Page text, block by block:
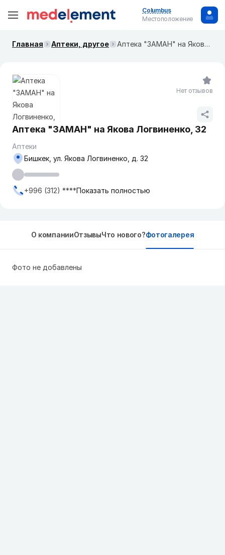
Columbus
Местоположение
Главная Аптеки, другое Аптека "ЗАМАН" ​на Якова Логвиненко, 32
Аптека "ЗАМАН" ​на Якова Логвиненко, 32
Аптеки
Бишкек, ул. Якова Логвиненко, д. 32
+996 (312) ****Показать полностью
Нет отзывов
О компанииОтзывыЧто нового?Фотогалерея
Фото не добавлены